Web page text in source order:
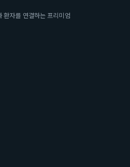
환자를 연결하는 프리미엄